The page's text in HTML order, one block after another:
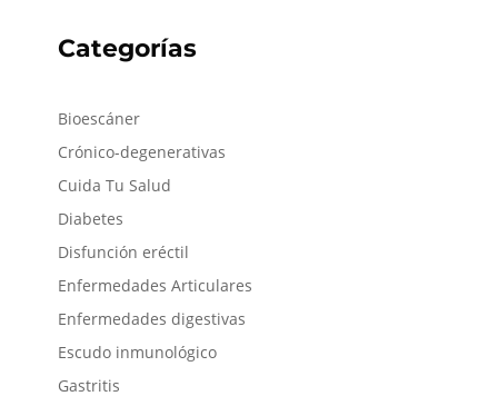
Categorías
Bioescáner
Crónico-degenerativas
Cuida Tu Salud
Diabetes
Disfunción eréctil
Enfermedades Articulares
Enfermedades digestivas
Escudo inmunológico
Gastritis